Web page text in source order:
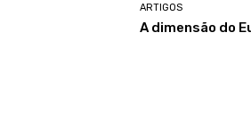
ARTIGOS
A dimensão do